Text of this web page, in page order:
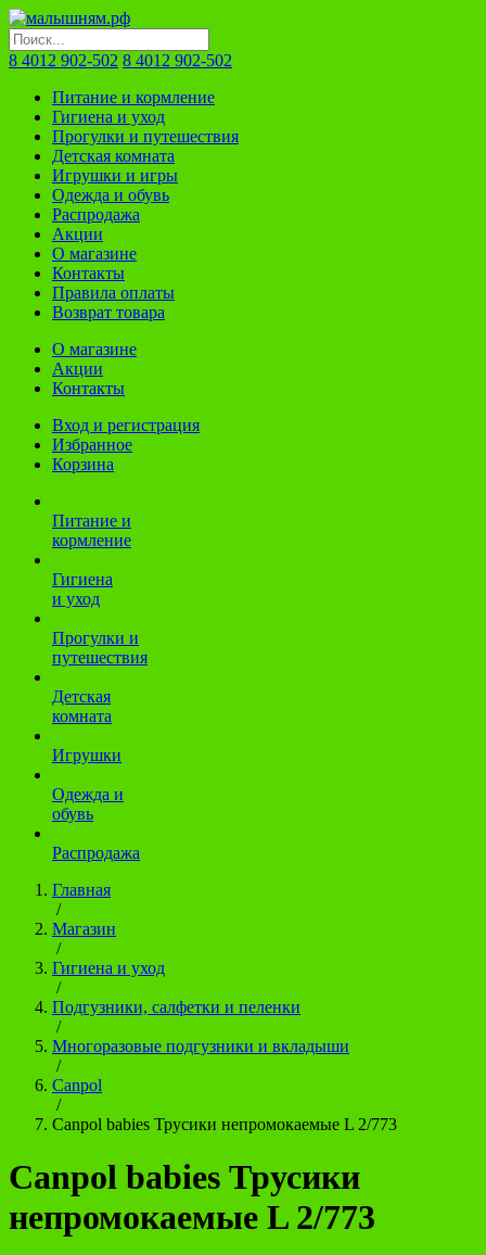
8 4012 902-502 8 4012 902-502
Питание и кормление
Гигиена и уход
Прогулки и путешествия
Детская комната
Игрушки и игры
Одежда и обувь
Распродажа
Акции
О магазине
Контакты
Правила оплаты
Возврат товара
О магазине
Акции
Контакты
Вход и регистрация
Избранное
Корзина
Питание и
кормление
Гигиена
и уход
Прогулки и
путешествия
Детская
комната
Игрушки
Одежда и
обувь
Распродажа
Главная
/
Магазин
/
Гигиена и уход
/
Подгузники, салфетки и пеленки
/
Многоразовые подгузники и вкладыши
/
Canpol
/
Canpol babies Трусики непромокаемые L 2/773
Canpol babies Трусики
непромокаемые L 2/773